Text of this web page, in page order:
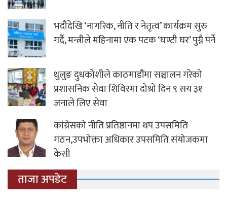
भदौदेखि ‘नागरिक, नीति र नेतृत्व’ कार्यक्रम सुरु
गर्दै, मन्त्रीले महिनामा एक पटक ‘घण्टी घर’ पुग्नै पर्ने
थुलुङ दुधकोशीले काठमाडौंमा सञ्चालन गरेको
प्रशासनिक सेवा शिविरमा दोश्रो दिन ९ सय ३१
जनाले लिए सेवा
कांग्रेसको नीति प्रतिष्ठानमा थप उपसमिति
गठन,उपभोक्ता अधिकार उपसमिति संयोजकमा
केसी
ताजा अपडेट